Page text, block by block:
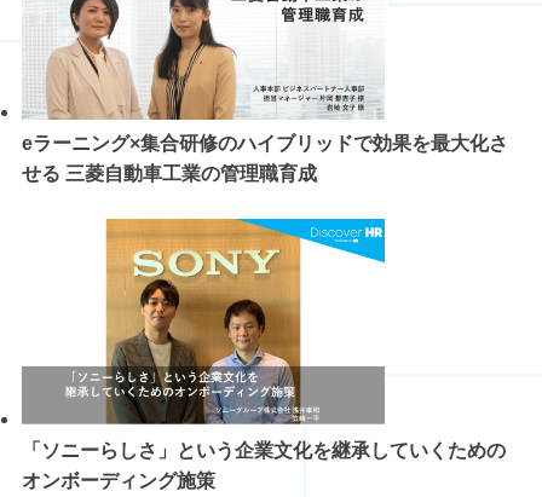
eラーニング×集合研修のハイブリッドで効果を最大化さ
せる 三菱自動車工業の管理職育成
「ソニーらしさ」という企業文化を継承していくための
オンボーディング施策